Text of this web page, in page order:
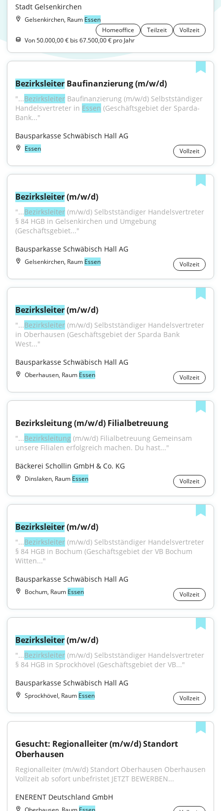
Stadt Gelsenkirchen
Gelsenkirchen, Raum Essen
Homeoffice
Teilzeit
Vollzeit
Von 50.000,00 € bis 67.500,00 € pro Jahr
Bezirksleiter Baufinanzierung (m/w/d)
"...Bezirksleiter Baufinanzierung (m/w/d) Selbstständiger
Handelsvertreter in Essen (Geschäftsgebiet der Sparda-
Bank..."
Bausparkasse Schwäbisch Hall AG
Essen Vollzeit
Bezirksleiter (m/w/d)
"...Bezirksleiter (m/w/d) Selbstständiger Handelsvertreter
§ 84 HGB in Gelsenkirchen und Umgebung
(Geschäftsgebiet..."
Bausparkasse Schwäbisch Hall AG
Gelsenkirchen, Raum Essen Vollzeit
Bezirksleiter (m/w/d)
"...Bezirksleiter (m/w/d) Selbstständiger Handelsvertreter
in Oberhausen (Geschäftsgebiet der Sparda Bank
West..."
Bausparkasse Schwäbisch Hall AG
Oberhausen, Raum Essen Vollzeit
Bezirksleitung (m/w/d) Filialbetreuung
"...Bezirksleitung (m/w/d) Filialbetreuung Gemeinsam
unsere Filialen erfolgreich machen. Du hast..."
Bäckerei Schollin GmbH & Co. KG
Dinslaken, Raum Essen Vollzeit
Bezirksleiter (m/w/d)
"...Bezirksleiter (m/w/d) Selbstständiger Handelsvertreter
§ 84 HGB in Bochum (Geschäftsgebiet der VB Bochum
Witten..."
Bausparkasse Schwäbisch Hall AG
Bochum, Raum Essen Vollzeit
Bezirksleiter (m/w/d)
"...Bezirksleiter (m/w/d) Selbstständiger Handelsvertreter
§ 84 HGB in Sprockhövel (Geschäftsgebiet der VB..."
Bausparkasse Schwäbisch Hall AG
Sprockhövel, Raum Essen Vollzeit
Gesucht: Regionalleiter (m/w/d) Standort
Oberhausen
Regionalleiter (m/w/d) Standort Oberhausen Oberhausen
Vollzeit ab sofort unbefristet JETZT BEWERBEN...
ENERENT Deutschland GmbH